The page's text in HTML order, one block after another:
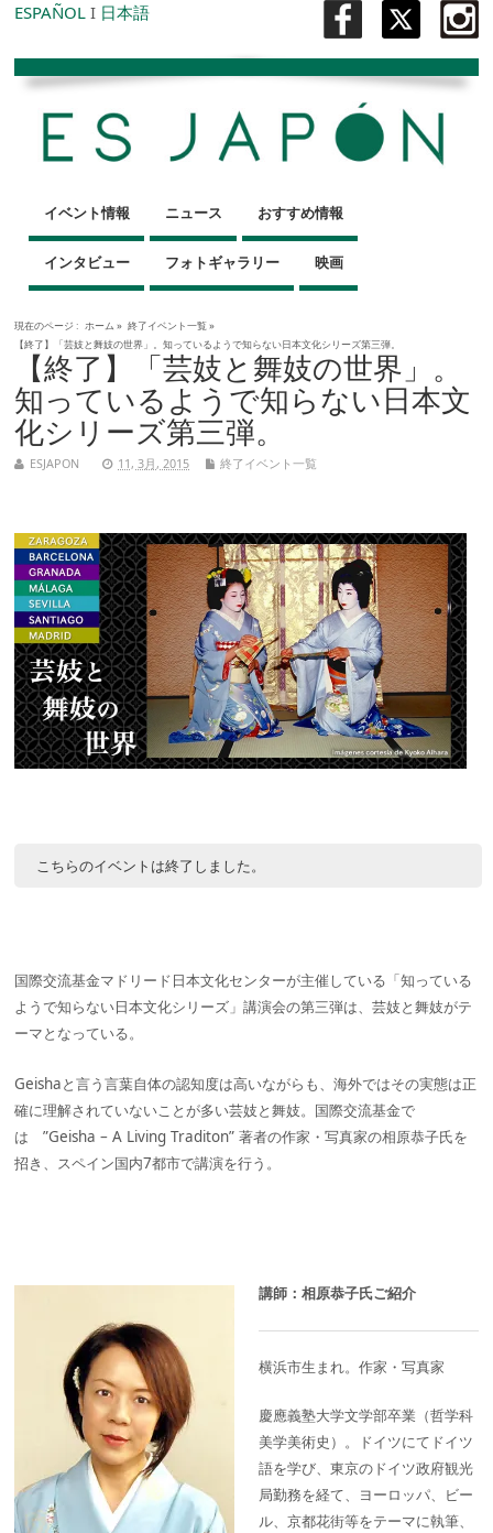
ESPAÑOL I 日本語
イベント情報 ニュース おすすめ情報
インタビュー フォトギャラリー 映画
現在のページ : ホーム » 終了イベント一覧»
【終了】「芸妓と舞妓の世界」。知っているようで知らない日本文化シリーズ第三弾。
【終了】「芸妓と舞妓の世界」。
知っているようで知らない日本文
化シリーズ第三弾。
ESJAPON 11, 3月, 2015 終了イベント一覧
こちらのイベントは終了しました。
国際交流基金マドリード日本文化センターが主催している「知っている
ようで知らない日本文化シリーズ」講演会の第三弾は、芸妓と舞妓がテ
ーマとなっている。
Geishaと言う言葉自体の認知度は高いながらも、海外ではその実態は正
確に理解されていないことが多い芸妓と舞妓。国際交流基金で
は ”Geisha – A Living Traditon” 著者の作家・写真家の相原恭子氏を
招き、スペイン国内7都市で講演を行う。
講師：相原恭子氏ご紹介
横浜市生まれ。作家・写真家
慶應義塾大学文学部卒業（哲学科
美学美術史）。ドイツにてドイツ
語を学び、東京のドイツ政府観光
局勤務を経て、ヨーロッパ、ビー
ル、京都花街等をテーマに執筆、